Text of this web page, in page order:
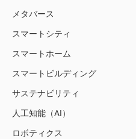
メタバース
スマートシティ
スマートホーム
スマートビルディング
サステナビリティ
人工知能（AI）
ロボティクス